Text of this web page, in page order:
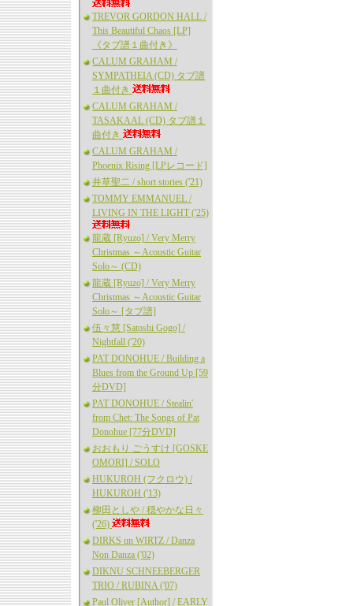
TREVOR GORDON HALL /
This Beautiful Chaos [LP]
《タブ譜１曲付き》
CALUM GRAHAM /
SYMPATHEIA (CD) タブ譜
１曲付き
CALUM GRAHAM /
TASAKAAL (CD) タブ譜１
曲付き
CALUM GRAHAM /
Phoenix Rising [LPレコード]
井草聖二 / short stories ('21)
TOMMY EMMANUEL /
LIVING IN THE LIGHT ('25)
龍蔵 [Ryuzo] / Very Merry
Christmas ～Acoustic Guitar
Solo～ (CD)
龍蔵 [Ryuzo] / Very Merry
Christmas ～Acoustic Guitar
Solo～ [タブ譜]
伍々慧 [Satoshi Gogo] /
Nightfall ('20)
PAT DONOHUE / Building a
Blues from the Ground Up [59
分DVD]
PAT DONOHUE / Stealin'
from Chet: The Songs of Pat
Donohue [77分DVD]
おおもり ごうすけ [GOSKE
OMORI] / SOLO
HUKUROH (フクロウ) /
HUKUROH ('13)
柳田としや / 穏やかな日々
('26)
DIRKS un WIRTZ / Danza
Non Danza ('02)
DIKNU SCHNEEBERGER
TRIO / RUBINA ('07)
Paul Oliver [Author] / EARLY